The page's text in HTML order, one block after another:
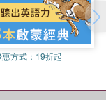
方式： 19折起